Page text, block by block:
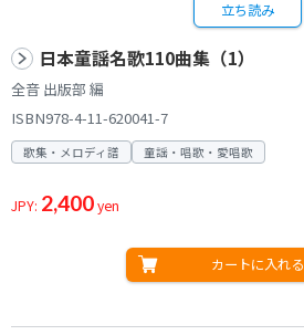
立ち読み
日本童謡名歌110曲集（1）
全音 出版部 編
ISBN978-4-11-620041-7
歌集・メロディ譜 童謡・唱歌・愛唱歌
JPY: 2,400yen
カートに入れる